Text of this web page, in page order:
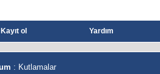
Kayıt ol Yardım
: Kutlamalar